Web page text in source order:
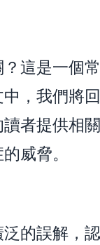
這是一個
，我們將
者提供相
威脅。
的誤解，